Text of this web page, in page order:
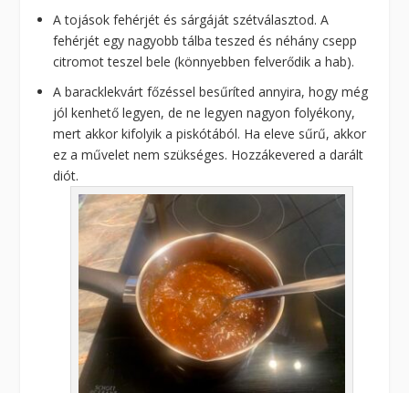
A tojások fehérjét és sárgáját szétválasztod. A
fehérjét egy nagyobb tálba teszed és néhány csepp
citromot teszel bele (könnyebben felverődik a hab).
A baracklekvárt főzéssel besűríted annyira, hogy még
jól kenhető legyen, de ne legyen nagyon folyékony,
mert akkor kifolyik a piskótából. Ha eleve sűrű, akkor
ez a művelet nem szükséges. Hozzákevered a darált
diót.